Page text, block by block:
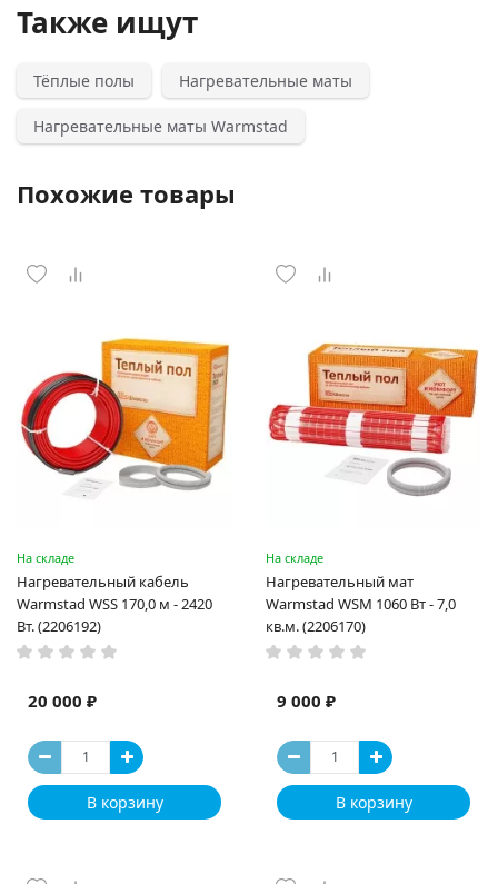
Также ищут
Тёплые полы Нагревательные маты
Нагревательные маты Warmstad
Похожие товары
На складе
Нагревательный кабель
Warmstad WSS 170,0 м - 2420
Вт. (2206192)
20 000 ₽
В корзину
На складе
Нагревательный мат
Warmstad WSM 1060 Вт - 7,0
кв.м. (2206170)
9 000 ₽
В корзину